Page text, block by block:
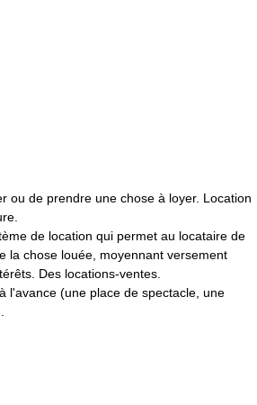
ou de prendre une chose à loyer. Location
de location qui permet au locataire de
la chose louée, moyennant versement
Des locations-ventes.
l'avance (une place de spectacle, une